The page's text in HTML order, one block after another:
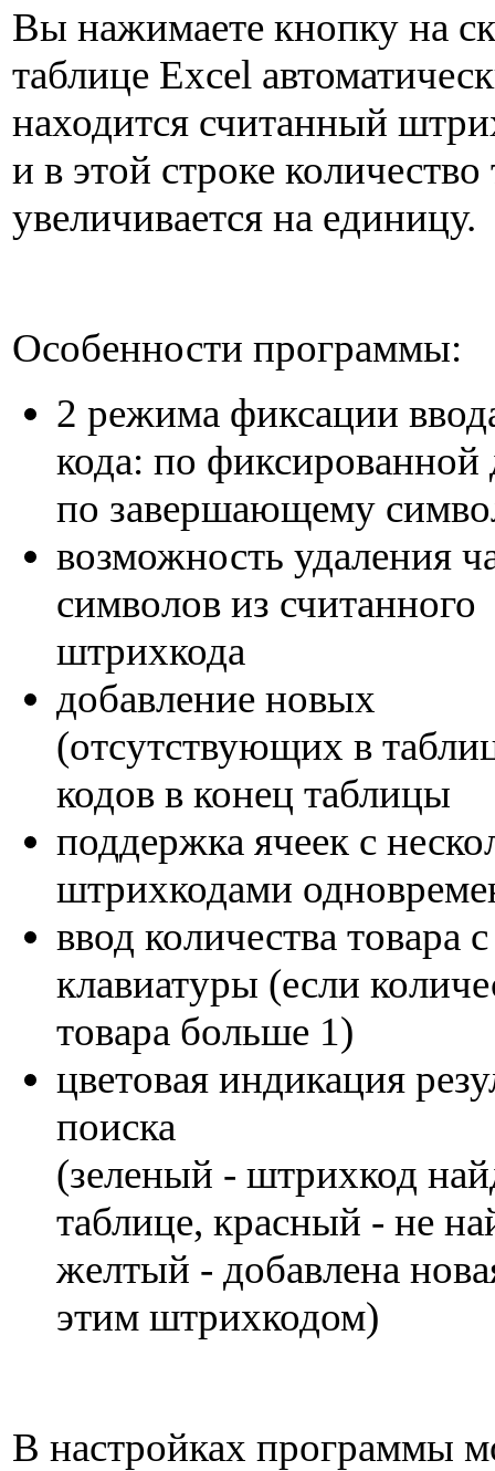
Вы нажимаете кнопку на
таблице Excel
находится считанный
и в этой строке количество
увеличивается на единицу.
Особенности программы:
2 режима фиксации
кода: по фиксированной
по завершающему
возможность удаления
символов из считанного
штрихкода
добавление новых
(отсутствующих в
кодов в конец таблицы
поддержка ячеек с
штрихкодами
ввод количества товара с
клавиатуры (если
товара больше 1)
цветовая индикация
поиска
(зеленый - штрихкод
таблице, красный - не
желтый - добавлена
этим штрихкодом)
В настройках программы